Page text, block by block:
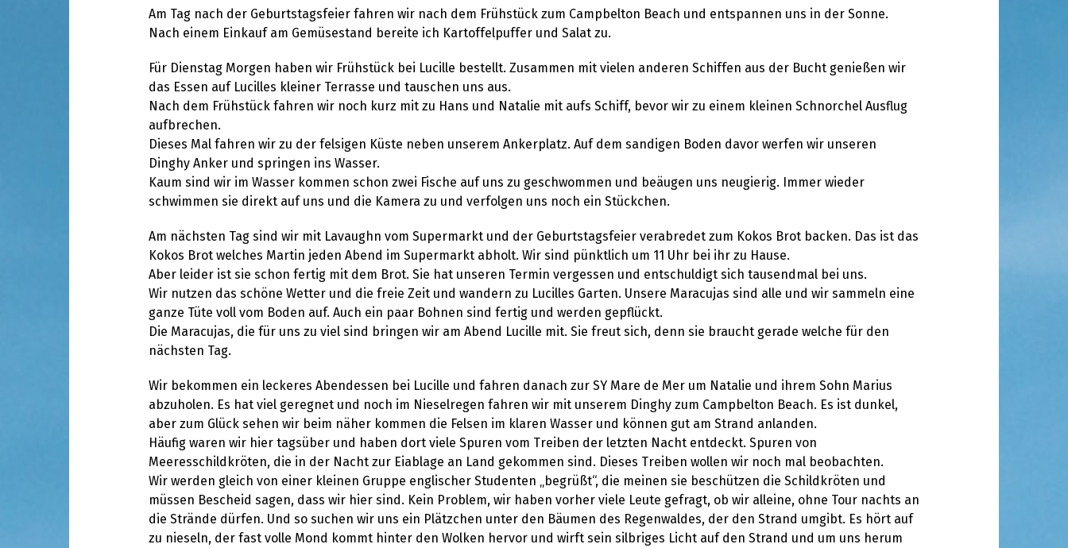
Am Tag nach der Geburtstagsfeier fahren wir nach dem Frühstück zum Campbelton Beach und entspannen uns in der Sonne.
Nach einem Einkauf am Gemüsestand bereite ich Kartoffelpuffer und Salat zu.
Für Dienstag Morgen haben wir Frühstück bei Lucille bestellt. Zusammen mit vielen anderen Schiffen aus der Bucht genießen wir
das Essen auf Lucilles kleiner Terrasse und tauschen uns aus.
Nach dem Frühstück fahren wir noch kurz mit zu Hans und Natalie mit aufs Schiff, bevor wir zu einem kleinen Schnorchel Ausflug
aufbrechen.
Dieses Mal fahren wir zu der felsigen Küste neben unserem Ankerplatz. Auf dem sandigen Boden davor werfen wir unseren
Dinghy Anker und springen ins Wasser.
Kaum sind wir im Wasser kommen schon zwei Fische auf uns zu geschwommen und beäugen uns neugierig. Immer wieder
schwimmen sie direkt auf uns und die Kamera zu und verfolgen uns noch ein Stückchen.
Am nächsten Tag sind wir mit Lavaughn vom Supermarkt und der Geburtstagsfeier verabredet zum Kokos Brot backen. Das ist das
Kokos Brot welches Martin jeden Abend im Supermarkt abholt. Wir sind pünktlich um 11 Uhr bei ihr zu Hause.
Aber leider ist sie schon fertig mit dem Brot. Sie hat unseren Termin vergessen und entschuldigt sich tausendmal bei uns.
Wir nutzen das schöne Wetter und die freie Zeit und wandern zu Lucilles Garten. Unsere Maracujas sind alle und wir sammeln eine
ganze Tüte voll vom Boden auf. Auch ein paar Bohnen sind fertig und werden gepflückt.
Die Maracujas, die für uns zu viel sind bringen wir am Abend Lucille mit. Sie freut sich, denn sie braucht gerade welche für den
nächsten Tag.
Wir bekommen ein leckeres Abendessen bei Lucille und fahren danach zur SY Mare de Mer um Natalie und ihrem Sohn Marius
abzuholen. Es hat viel geregnet und noch im Nieselregen fahren wir mit unserem Dinghy zum Campbelton Beach. Es ist dunkel,
aber zum Glück sehen wir beim näher kommen die Felsen im klaren Wasser und können gut am Strand anlanden.
Häufig waren wir hier tagsüber und haben dort viele Spuren vom Treiben der letzten Nacht entdeckt. Spuren von
Meeresschildkröten, die in der Nacht zur Eiablage an Land gekommen sind. Dieses Treiben wollen wir noch mal beobachten.
Wir werden gleich von einer kleinen Gruppe englischer Studenten „begrüßt“, die meinen sie beschützen die Schildkröten und
müssen Bescheid sagen, dass wir hier sind. Kein Problem, wir haben vorher viele Leute gefragt, ob wir alleine, ohne Tour nachts an
die Strände dürfen. Und so suchen wir uns ein Plätzchen unter den Bäumen des Regenwaldes, der den Strand umgibt. Es hört auf
zu nieseln, der fast volle Mond kommt hinter den Wolken hervor und wirft sein silbriges Licht auf den Strand und um uns herum